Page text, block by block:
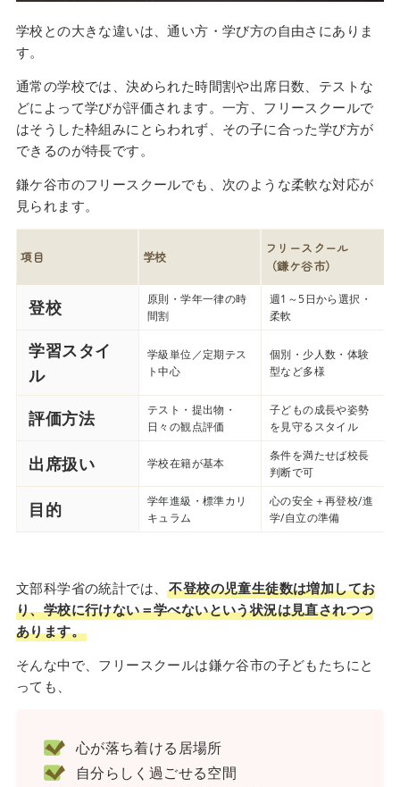
学校との大きな違いは、通い方・学び方の自由さにありま
す。
通常の学校では、決められた時間割や出席日数、テストな
どによって学びが評価されます。一方、フリースクールで
はそうした枠組みにとらわれず、その子に合った学び方が
できるのが特長です。
鎌ケ谷市のフリースクールでも、次のような柔軟な対応が
見られます。
項目 学校
フリースクール
（鎌ケ谷市）
登校
原則・学年一律の時
間割
週1～5日から選択・
柔軟
学習スタイ
ル
学級単位／定期テス
ト中心
個別・少人数・体験
型など多様
評価方法
テスト・提出物・
日々の観点評価
子どもの成長や姿勢
を見守るスタイル
出席扱い 学校在籍が基本
条件を満たせば校長
判断で可
目的
学年進級・標準カリ
キュラム
心の安全＋再登校/進
学/自立の準備
文部科学省の統計では、不登校の児童生徒数は増加してお
り、学校に行けない＝学べないという状況は見直されつつ
あります。
そんな中で、フリースクールは鎌ケ谷市の子どもたちにと
っても、
心が落ち着ける居場所
自分らしく過ごせる空間